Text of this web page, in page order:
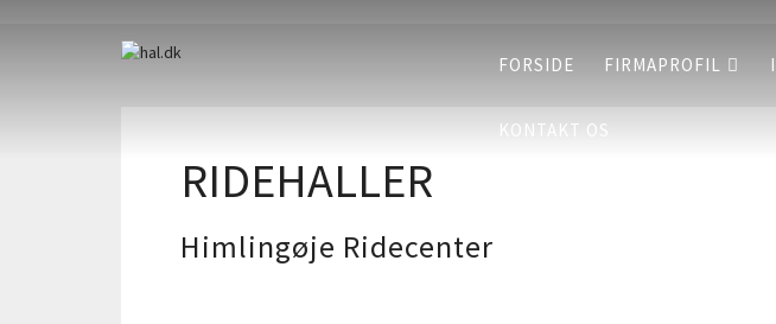
FORSIDE FIRMAPROFIL
KONTAKT OS
RIDEHALLER
Himlingøje Ridecenter